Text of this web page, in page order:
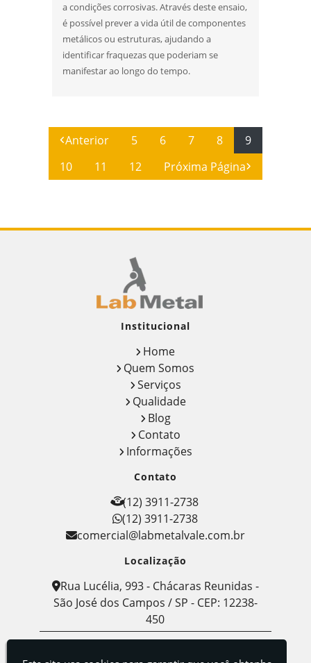
a condições corrosivas. Através deste ensaio,
é possível prever a vida útil de componentes
metálicos ou estruturas, ajudando a
identificar fraquezas que poderiam se
manifestar ao longo do tempo.
Anterior 5 6 7 8
9
10
11 12 Próxima Página
Institucional
Home
Quem Somos
Serviços
Qualidade
Blog
Contato
Informações
Contato
(12) 3911-2738
(12) 3911-2738
comercial@labmetalvale.com.br
Localização
Rua Lucélia, 993 - Chácaras Reunidas -
São José dos Campos / SP - CEP: 12238-
450
Metalografia